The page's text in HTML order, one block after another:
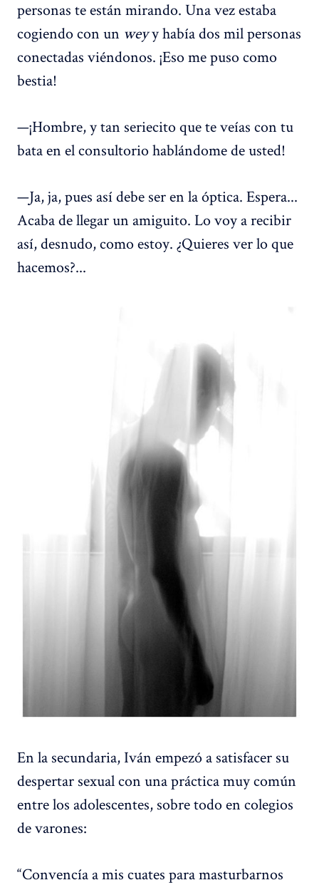
personas te están mirando. Una vez estaba
cogiendo con un weyy había dos mil personas
conectadas viéndonos. ¡Eso me puso como
bestia!
—¡Hombre, y tan seriecito que te veías con tu
bata en el consultorio hablándome de usted!
—Ja, ja, pues así debe ser en la óptica. Espera...
Acaba de llegar un amiguito. Lo voy a recibir
así, desnudo, como estoy. ¿Quieres ver lo que
hacemos?...
En la secundaria, Iván empezó a satisfacer su
despertar sexual con una práctica muy común
entre los adolescentes, sobre todo en colegios
de varones:
“Convencía a mis cuates para masturbarnos